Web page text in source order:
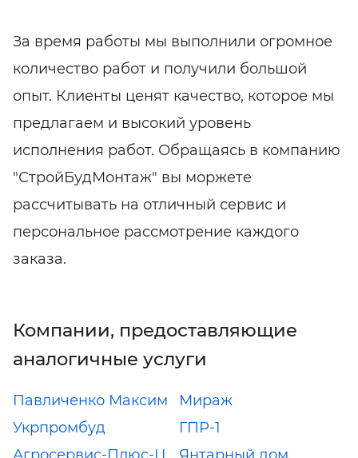
За время работы мы выполнили огромное
количество работ и получили большой
опыт. Клиенты ценят качество, которое мы
предлагаем и высокий уровень
исполнения работ. Обращаясь в компанию
"СтройБудМонтаж" вы моржете
рассчитывать на отличный сервис и
персональное рассмотрение каждого
заказа.
Компании, предоставляющие
аналогичные услуги
Павличенко Максим
Мираж
Укрпромбуд
ГПР-1